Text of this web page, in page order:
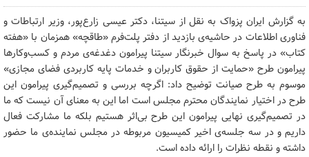
به گزارش ایران پزواک به نقل از سیتنا، دکتر عیسی زارع‌پور، وزیر ارتباطات و
فناوری اطلاعات در حاشیه‌ی بازدید از دفتر پلت‌فرم «طاقچه» همزمان با «هفته
کتاب» در پاسخ به سوال خبرنگار سیتنا پیرامون دغدغه‌ی مردم و کسب‌وکارها
پیرامون طرح «حمایت از حقوق کاربران و خدمات پایه کاربردی فضای مجازی»
موسوم به طرح صیانت توضیح داد: اگرچه بررسی و تصمیم‌گیری پیرامون این
طرح در اختیار نمایندگان محترم مجلس است اما این به معنای آن نیست که ما
در تصمیم‌گیری نهایی پیرامون این طرح بی‌اثر هستیم بلکه ما مشارکت فعال
داریم و در سه جلسه‌ی اخیر کمیسیون مربوطه در مجلس نماینده‌ی ما حضور
داشته و نقطه نظرات را ارائه داده است.